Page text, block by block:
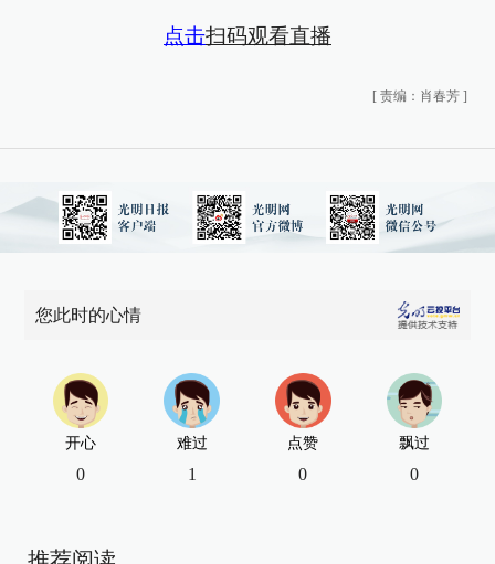
点击扫码观看直播
[ 责编：肖春芳 ]
您此时的心情
开心
0
难过
1
点赞
0
飘过
0